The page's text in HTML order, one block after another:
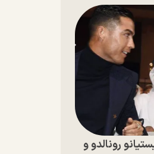
رونالدو و